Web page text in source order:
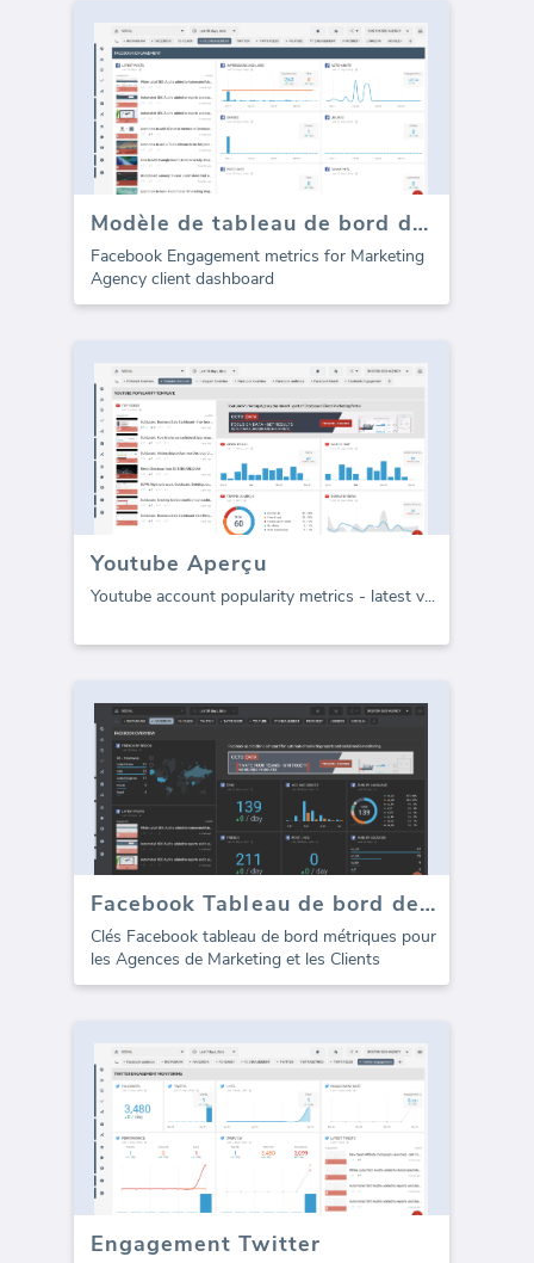
Modèle de tableau de bord des médias sociaux Facebook - Engagement
Facebook Engagement metrics for Marketing
Agency client dashboard
Youtube Aperçu
Youtube account popularity metrics - latest v...
Facebook Tableau de bord des médias sociaux - Aperçu
Clés Facebook tableau de bord métriques pour
les Agences de Marketing et les Clients
Engagement Twitter